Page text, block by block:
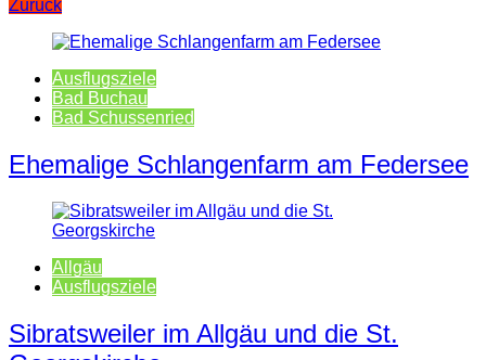
Zurück
Ausflugsziele
Bad Buchau
Bad Schussenried
Ehemalige Schlangenfarm am Federsee
Allgäu
Ausflugsziele
Sibratsweiler im Allgäu und die St.